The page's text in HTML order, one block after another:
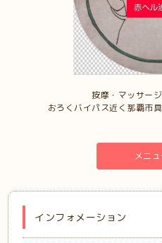
按摩・マッサー
おろくバイパス近く那覇市
メニュ
インフォメーション